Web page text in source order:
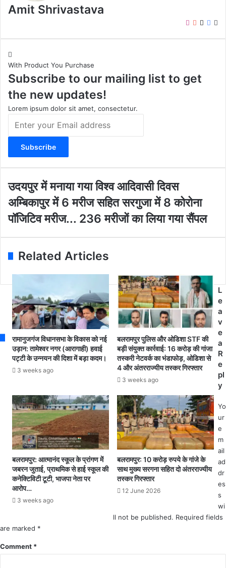
Amit Shrivastava
F
X
Y
b
g
With Product You Purchase
Subscribe to our mailing list to get
the new updates!
Lorem ipsum dolor sit amet, consectetur.
t
o
u
r
E
m
a
उ
य
पु
में
ना
वि
श्व
आ
दि
सी
उदयपुर में मनाया गया विश्व आदिवासी दिवस
अ
का
में
री
स
हि
स
जा
को
रो
ना
पॉ
जि
री
.
3
अम्बिकापुर में 6 मरीज सहित सरगुजा में 8 कोरोना
पॉजिटिव मरीज... 236 मरीजों का लिया गया सैंपल
Related Articles
रामानुजगंज विधानसभा के विकास को नई
उड़ान: तामेश्वर नगर (आरागाही) हवाई
पट्टी के उन्नयन की दिशा में बड़ा कदम।
3 weeks ago
बलरामपुर पुलिस और ओडिशा STF की
बड़ी संयुक्त कार्रवाई: 16 करोड़ की गांजा
तस्करी नेटवर्क का भंडाफोड़, ओडिशा से
4 और अंतरराज्यीय तस्कर गिरफ्तार
3 weeks ago
बलरामपुर: आत्मानंद स्कूल के प्रांगण में
जबरन जुताई, प्राथमिक से हाई स्कूल की
कनेक्टिविटी टूटी, भाजपा नेता पर
आरोप…
3 weeks ago
बलरामपुर: 10 करोड़ रुपये के गांजे के
साथ मुख्य सरगना सहित दो अंतरराज्यीय
तस्कर गिरफ्तार
12 June 2026
L
e
a
v
e
a
R
e
pl
y
Yo
ur
e
m
ail
ad
dr
es
s
wi
ll not be published. Required fields
are marked *
Comment *